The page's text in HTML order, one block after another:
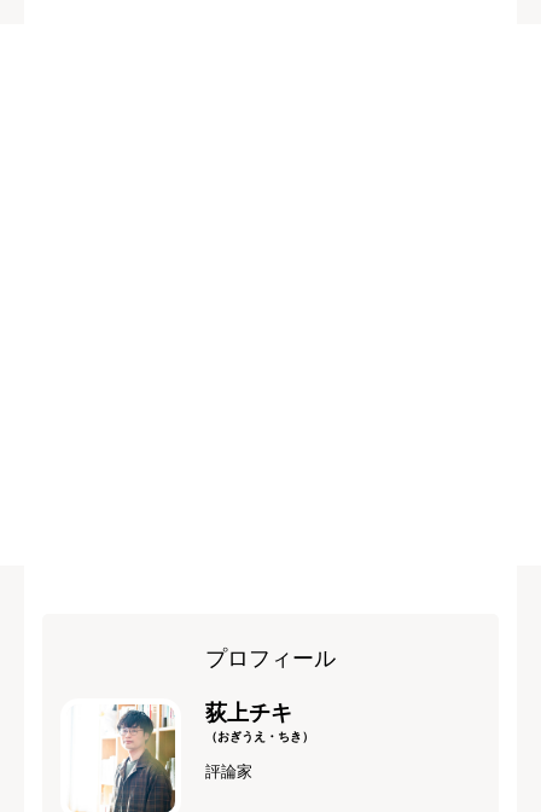
プロフィール
荻上チキ
（おぎうえ・ちき）
評論家